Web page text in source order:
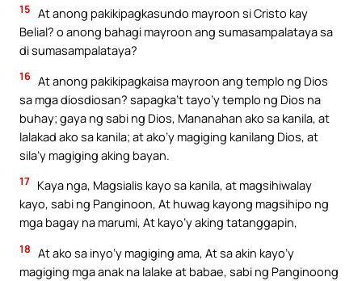
15 At anong pakikipagkasundo mayroon si Cristo kay
Belial? o anong bahagi mayroon ang sumasampalataya sa
di sumasampalataya?
16 At anong pakikipagkaisa mayroon ang templo ng Dios
sa mga diosdiosan? sapagka’t tayo’y templo ng Dios na
buhay; gaya ng sabi ng Dios, Mananahan ako sa kanila, at
lalakad ako sa kanila; at ako’y magiging kanilang Dios, at
sila’y magiging aking bayan.
17 Kaya nga, Magsialis kayo sa kanila, at magsihiwalay
kayo, sabi ng Panginoon, At huwag kayong magsihipo ng
mga bagay na marumi, At kayo’y aking tatanggapin,
18 At ako sa inyo’y magiging ama, At sa akin kayo’y
magiging mga anak na lalake at babae, sabi ng Panginoong